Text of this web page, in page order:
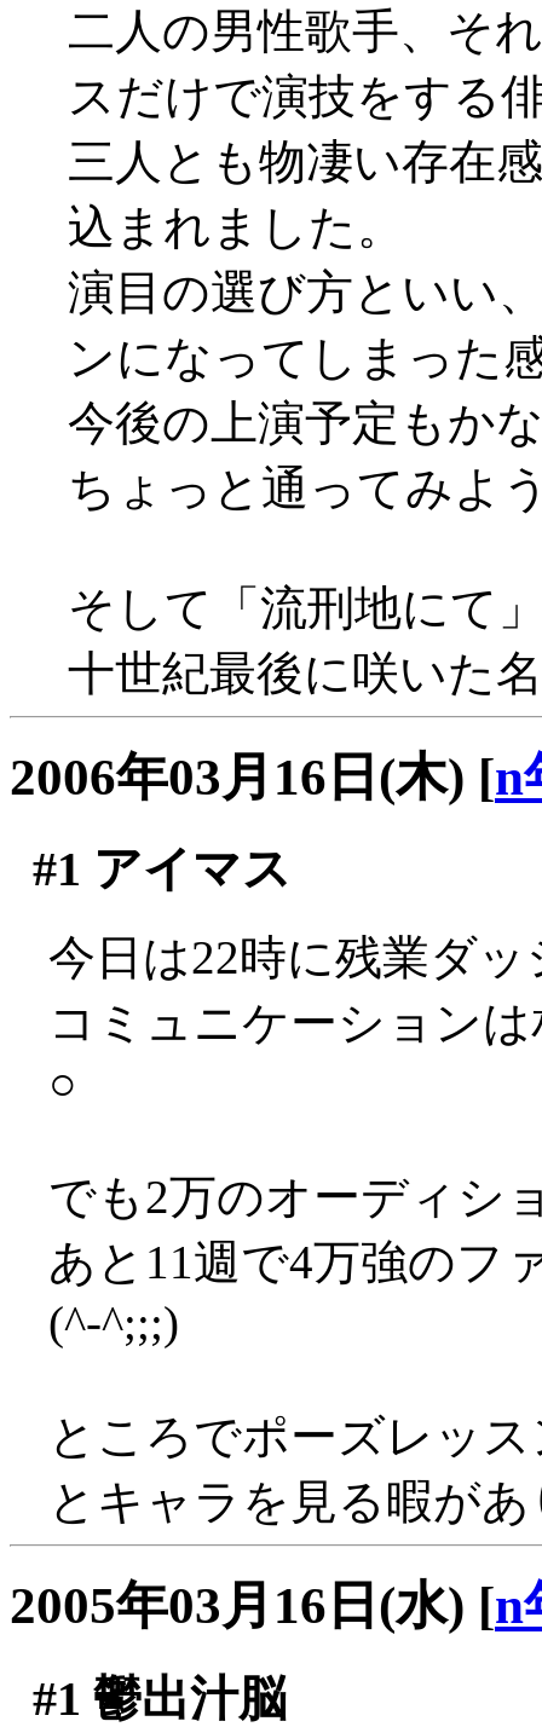
二人の男性歌手、そ
スだけで演技をする
三人とも物凄い存在
込まれました。
演目の選び方といい
ンになってしまった
今後の上演予定もか
ちょっと通ってみよ
そして「流刑地にて
十世紀最後に咲いた
2006年03月16日(木) [n
#1 アイマス
今日は22時に残業ダ
コミュニケーション
○
でも2万のオーディシ
あと11週で4万強のフ
(^-^;;;)
ところでポーズレッ
とキャラを見る暇が
2005年03月16日(水) [n
#1 鬱出汁脳